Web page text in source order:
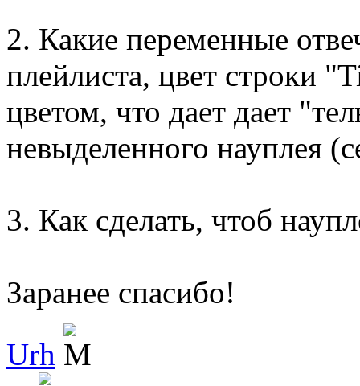
2. Какие переменные
плейлиста, цвет строки
цветом, что дает дает
невыделенного науплея
3. Как сделать, чтоб
Заранее спасибо!
Urh